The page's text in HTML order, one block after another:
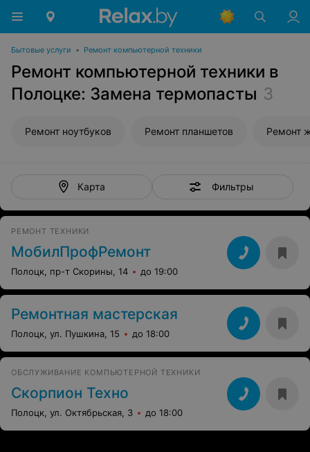
Бытовые услуги • Ремонт компьютерной техники
Ремонт компьютерной техники в
Полоцке: Замена термопасты 3
Ремонт ноутбуков Ремонт планшетов Ремонт
Карта Фильтры
РЕМОНТ ТЕХНИКИ
МобилПрофРемонт
Полоцк, пр-т Скорины, 14 до 19:00
Ремонтная мастерская
Полоцк, ул. Пушкина, 15 до 18:00
ОБСЛУЖИВАНИЕ КОМПЬЮТЕРНОЙ ТЕХНИКИ
Скорпион Техно
Полоцк, ул. Октябрьская, 3 до 18:00